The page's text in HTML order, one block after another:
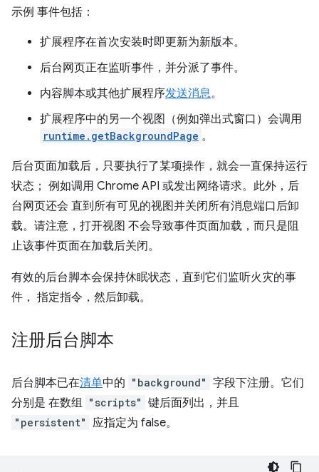
示例 事件包括：
扩展程序在首次安装时即更新为新版本。
后台网页正在监听事件，并分派了事件。
内容脚本或其他扩展程序发送消息。
扩展程序中的另一个视图（例如弹出式窗口）会调用
runtime.getBackgroundPage 。
后台页面加载后，只要执行了某项操作，就会一直保持运行
状态； 例如调用 Chrome API 或发出网络请求。此外，后
台网页还会 直到所有可见的视图并关闭所有消息端口后卸
载。请注意，打开视图 不会导致事件页面加载，而只是阻
止该事件页面在加载后关闭。
有效的后台脚本会保持休眠状态，直到它们监听火灾的事
件， 指定指令，然后卸载。
注册后台脚本
后台脚本已在清单中的 "background" 字段下注册。它们
分别是 在数组 "scripts" 键后面列出，并且
"persistent" 应指定为 false。